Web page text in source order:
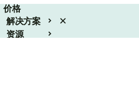
价格
解决方案
资源